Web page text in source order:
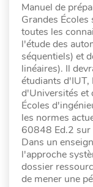
Manuel de
Grandes
toutes les
l'étude des
séquentiels) et
linéaires). Il
étudiants d'IUT,
d'Universités et
Écoles
les normes
60848 Ed.2 sur
Dans un
l'approche
dossier
de mener une